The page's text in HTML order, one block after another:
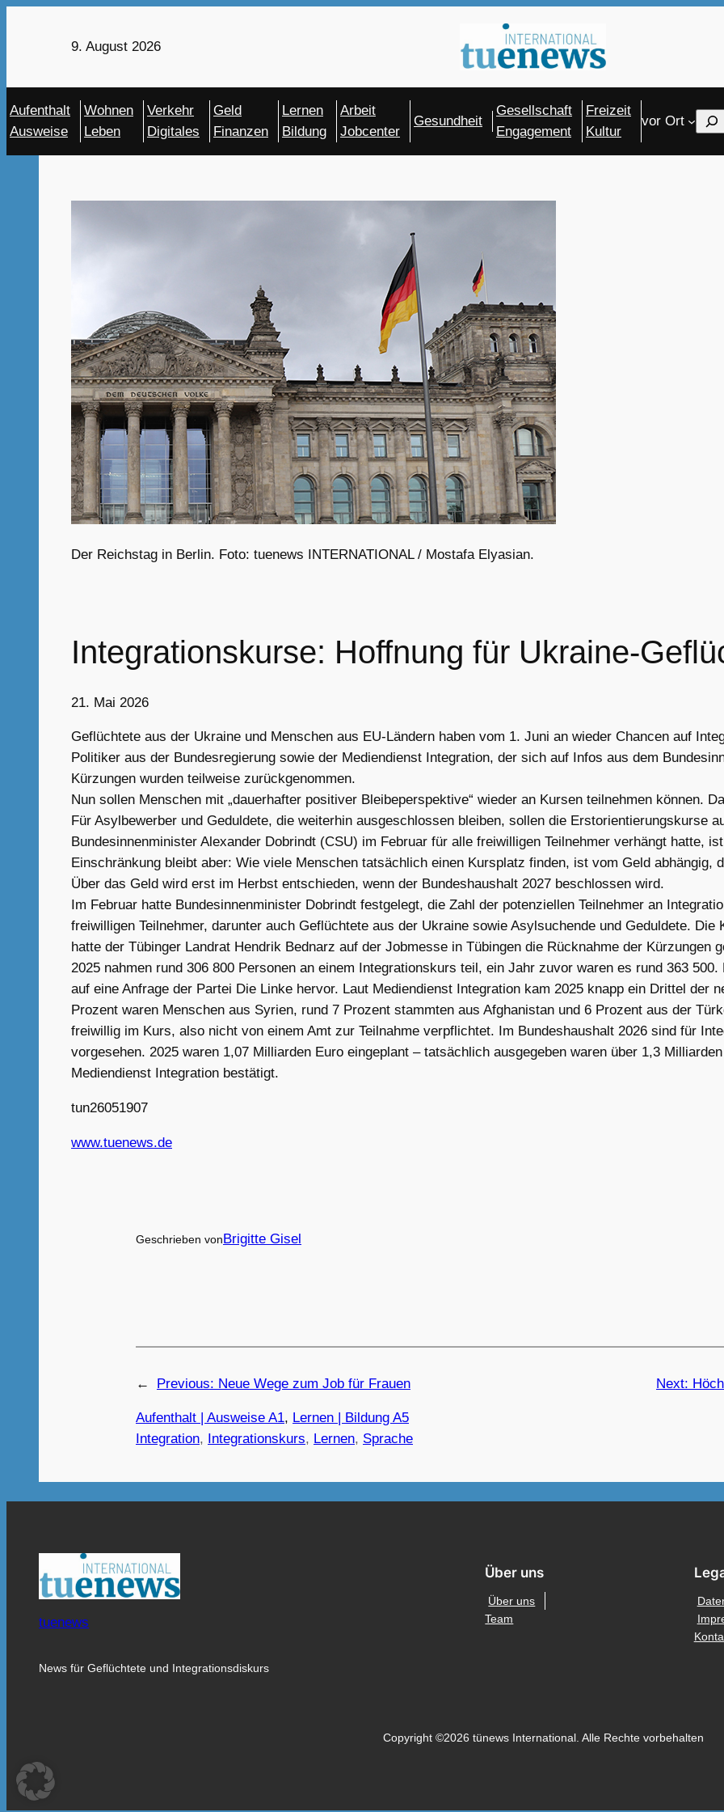
9. August 2026
Aufenthalt
Ausweise
Wohnen
Leben
Verkehr
Digitales
Geld
Finanzen
Lernen
Bildung
Arbeit
Jobcenter
Gesundheit
Gesellschaft
Engagement
Freizeit
Kultur
vor Ort
Der Reichstag in Berlin. Foto: tuenews INTERNATIONAL / Mostafa Elyasian.
Integrationskurse: Hoffnung für Ukraine-
21. Mai 2026
Geflüchtete aus der Ukraine und Menschen aus EU-Ländern haben vom 1. Juni an wieder Chancen auf
Politiker aus der Bundesregierung sowie der Mediendienst Integration, der sich auf Infos aus dem
Kürzungen wurden teilweise zurückgenommen.
Nun sollen Menschen mit „dauerhafter positiver Bleibeperspektive“ wieder an Kursen teilnehmen können.
Für Asylbewerber und Geduldete, die weiterhin ausgeschlossen bleiben, sollen die Erstorientierungskurse
Bundesinnenminister Alexander Dobrindt (CSU) im Februar für alle freiwilligen Teilnehmer verhängt hatte,
Einschränkung bleibt aber: Wie viele Menschen tatsächlich einen Kursplatz finden, ist vom Geld abhängig,
Über das Geld wird erst im Herbst entschieden, wenn der Bundeshaushalt 2027 beschlossen wird.
Im Februar hatte Bundesinnenminister Dobrindt festgelegt, die Zahl der potenziellen Teilnehmer an
freiwilligen Teilnehmer, darunter auch Geflüchtete aus der Ukraine sowie Asylsuchende und Geduldete.
hatte der Tübinger Landrat Hendrik Bednarz auf der Jobmesse in Tübingen die Rücknahme der Kürzungen
2025 nahmen rund 306 800 Personen an einem Integrationskurs teil, ein Jahr zuvor waren es rund 363
auf eine Anfrage der Partei Die Linke hervor. Laut Mediendienst Integration kam 2025 knapp ein Drittel der
Prozent waren Menschen aus Syrien, rund 7 Prozent stammten aus Afghanistan und 6 Prozent aus der
freiwillig im Kurs, also nicht von einem Amt zur Teilnahme verpflichtet. Im Bundeshaushalt 2026 sind für
vorgesehen. 2025 waren 1,07 Milliarden Euro eingeplant – tatsächlich ausgegeben waren über 1,3
Mediendienst Integration bestätigt.
tun26051907
www.tuenews.de
Geschrieben von Brigitte Gisel
← Previous: Neue Wege zum Job für Frauen Next:
Aufenthalt | Ausweise A1, Lernen | Bildung A5
Integration, Integrationskurs, Lernen, Sprache
tuenews
News für Geflüchtete und Integrationsdiskurs
Über uns
Über uns
Team
Copyright ©2026 tünews International. Alle Rechte vorbehalten